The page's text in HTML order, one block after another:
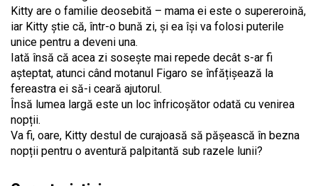
Kitty are o familie deosebită – mama ei este o supereroină,
iar Kitty știe că, într-o bună zi, și ea își va folosi puterile
unice pentru a deveni una.
Iată însă că acea zi sosește mai repede decât s-ar fi
așteptat, atunci când motanul Figaro se înfățișează la
fereastra ei să-i ceară ajutorul.
Însă lumea largă este un loc înfricoșător odată cu venirea
nopții.
Va fi, oare, Kitty destul de curajoasă să pășească în bezna
nopții pentru o aventură palpitantă sub razele lunii?